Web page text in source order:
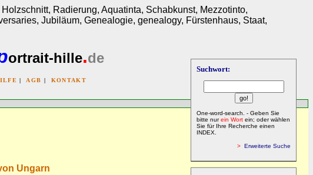
Radierung, Aquatinta, Schabkunst, Mezzotinto,
Jubiläum, Genealogie, genealogy, Fürstenhaus, Staat,
ortrait-hille.de
| AGB | KONTAKT
Suchwort:
One-word-search. - Geben Sie
bitte nurein Wort ein; oder wählen
Sie für Ihre Recherche einen
INDEX.
> Erweiterte Suche
Ungarn